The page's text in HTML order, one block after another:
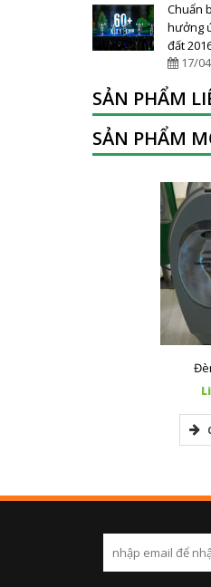
Chuẩn
hưởng
đất
17/
SẢN PHẨM
SẢN PHẨM